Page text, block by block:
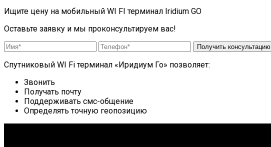
Ищите цену на мобильный WI FI терминал Iridium GO
Оставьте заявку и мы проконсультируем вас!
Получить консультацию
Спутниковый WI Fi терминал «Иридиум Го» позволяет:
Звонить
Получать почту
Поддерживать смс-общение
Определять точную геопозицию